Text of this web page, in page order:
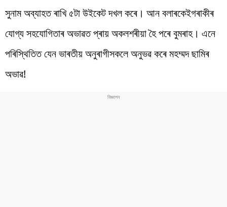
সুনাম অব্যাহত ৰাখি ৫টা উইকেট দখল কৰে। আন বলাৰকেইগৰাকীৰ
যোগ্য সহযোগিতাৰ অভাৱত প্ৰায় অকলশৰীয়া হৈ পৰে বুমৰাহ। এনে
পৰিস্থিতিত যেন ভাৰতীয় অনুৰাগীসকলে অনুভৱ কৰে মহম্মদ ছামিৰ
অভাৱ!